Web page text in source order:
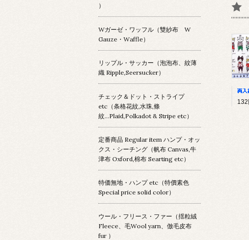
）
Wガーゼ・ワッフル（雙紗布 W
Gauze・Waffle）
リップル・サッカー（泡泡布、紋薄
織 Ripple,Seersucker）
チェック＆ドット・ストライプ
etc（条格花紋,水珠,條
紋...Plaid,Polkadot & Stripe etc）
定番商品 Regular item ハンプ・オッ
クス・シーチング（帆布 Canvas,牛
津布 Oxford,棉布 Searting etc）
特価無地・ハンプ etc（特價素色
Special price solid color）
ウール・フリース・ファー（揺粒絨
Fleece、毛Wool yarn、倣毛皮布
fur ）